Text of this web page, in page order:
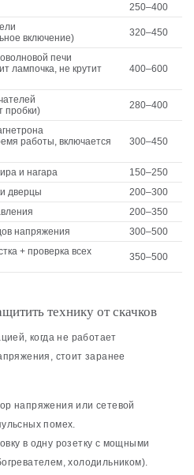
250–400
включение)
320–450
печи
лампочка, не крутит
400–600
пробки)
280–400
работы, включается
300–450
и нагара
150–250
дверцы
200–300
200–350
напряжения
300–500
+ проверка всех
350–500
технику от скачков
когда не работает
стоит заранее
напряжения или сетевой
помех.
в одну розетку с мощными
холодильником).